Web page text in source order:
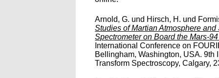
Arnold, G. und Hirsch, H. und
Studies of Martian Atmosphere
Spectrometer on Board the Mars-
International Conference on
Bellingham, Washington, USA.
Transform Spectroscopy, Calgary,